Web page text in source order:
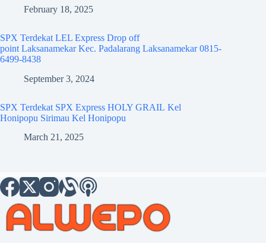
February 18, 2025
SPX Terdekat LEL Express Drop off
point Laksanamekar Kec. Padalarang Laksanamekar 0815-
6499-8438
September 3, 2024
SPX Terdekat SPX Express HOLY GRAIL Kel
Honipopu Sirimau Kel Honipopu
March 21, 2025